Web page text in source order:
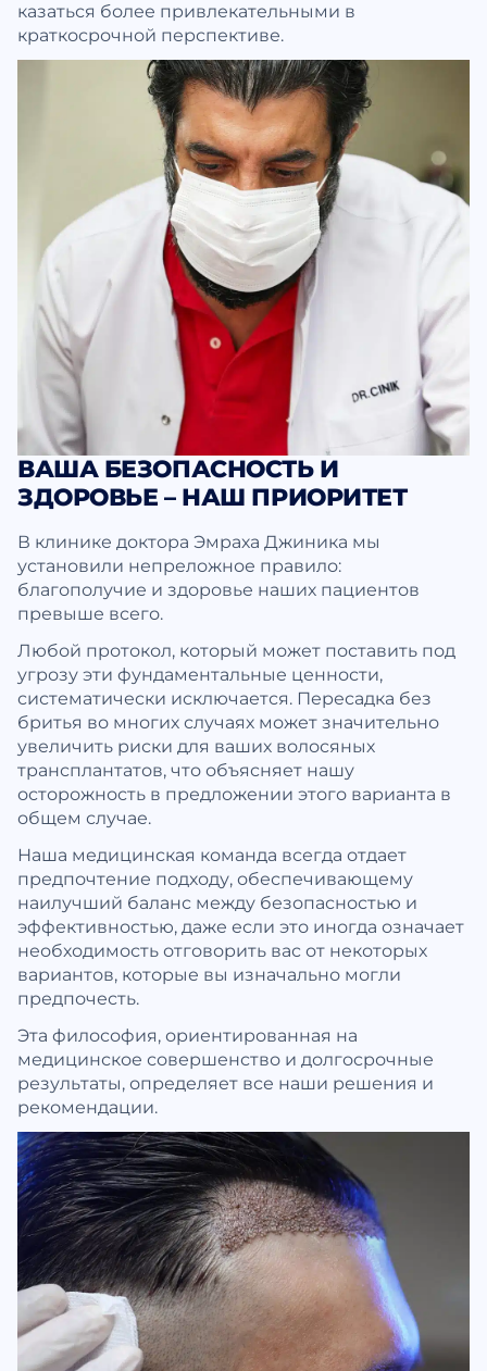
казаться более привлекательными в
краткосрочной перспективе.
ВАША БЕЗОПАСНОСТЬ И
ЗДОРОВЬЕ – НАШ ПРИОРИТЕТ
В клинике доктора Эмраха Джиника мы
установили непреложное правило:
благополучие и здоровье наших пациентов
превыше всего.
Любой протокол, который может поставить под
угрозу эти фундаментальные ценности,
систематически исключается. Пересадка без
бритья во многих случаях может значительно
увеличить риски для ваших волосяных
трансплантатов, что объясняет нашу
осторожность в предложении этого варианта в
общем случае.
Наша медицинская команда всегда отдает
предпочтение подходу, обеспечивающему
наилучший баланс между безопасностью и
эффективностью, даже если это иногда означает
необходимость отговорить вас от некоторых
вариантов, которые вы изначально могли
предпочесть.
Эта философия, ориентированная на
медицинское совершенство и долгосрочные
результаты, определяет все наши решения и
рекомендации.